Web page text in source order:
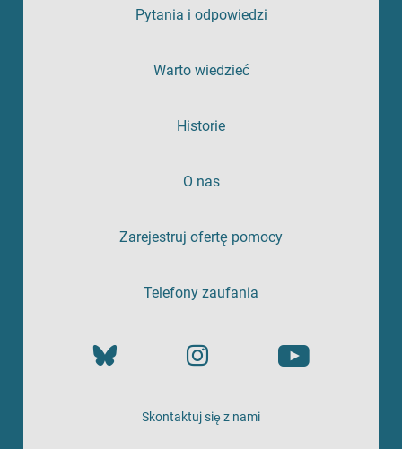
Pytania i odpowiedzi
Warto wiedzieć
Historie
O nas
Zarejestruj ofertę pomocy
Telefony zaufania
Skontaktuj się z nami